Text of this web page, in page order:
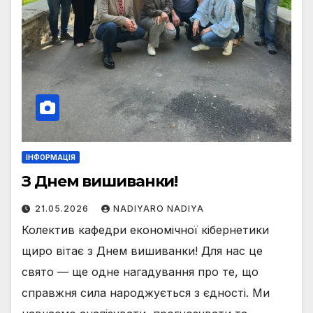
ІНФОРМАЦІЯ
З Днем вишиванки!
21.05.2026 NADIYARO NADIYA
Колектив кафедри економічної кібернетики
щиро вітає з Днем вишиванки! Для нас це
свято — ще одне нагадування про те, що
справжня сила народжується з єдності. Ми